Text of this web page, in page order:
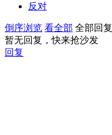
反对
倒序浏览 看全部 全部回复
暂无回复，快来抢沙发
回复